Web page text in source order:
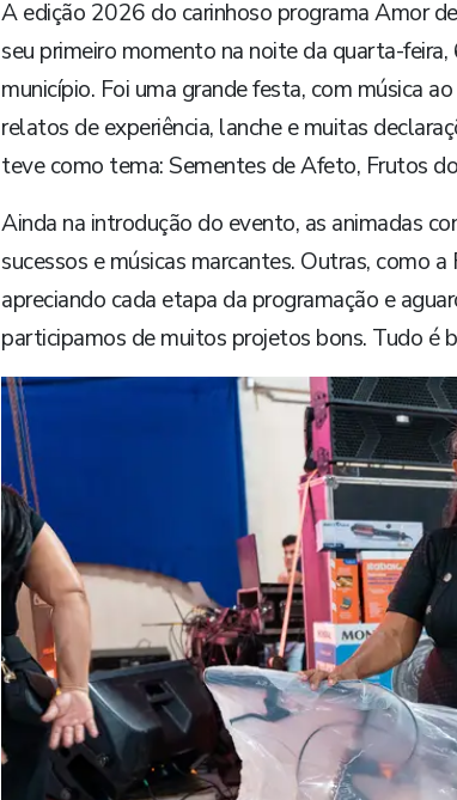
A edição 2026 do carinhoso programa Amor
seu primeiro momento na noite da quarta-feira,
município. Foi uma grande festa, com música
relatos de experiência, lanche e muitas
teve como tema: Sementes de Afeto, Frutos
Ainda na introdução do evento, as animadas
sucessos e músicas marcantes. Outras, como
apreciando cada etapa da programação e
participamos de muitos projetos bons. Tudo é